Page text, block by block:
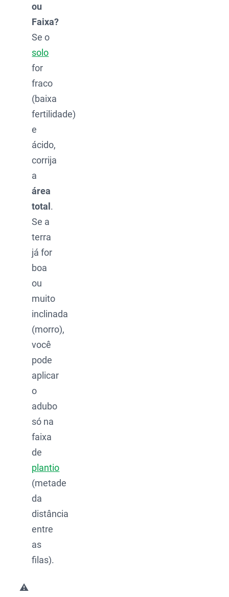
ou
Faixa?
Se o
solo
for
fraco
(baixa
fertilidade)
e
ácido,
corrija
a
área
total .
Se a
terra
já for
boa
ou
muito
inclinada
(morro),
você
pode
aplicar
o
adubo
só na
faixa
de
plantio
(metade
da
distância
entre
as
filas).
⚠️